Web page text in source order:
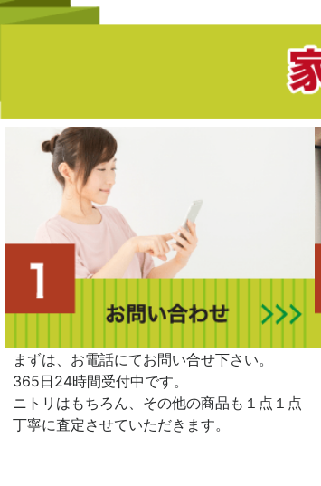
まずは、お電話にてお問い合せ下さい。
365日24時間受付中です。
ニトリはもちろん、その他の商品も１点１点
丁寧に査定させていただきます。